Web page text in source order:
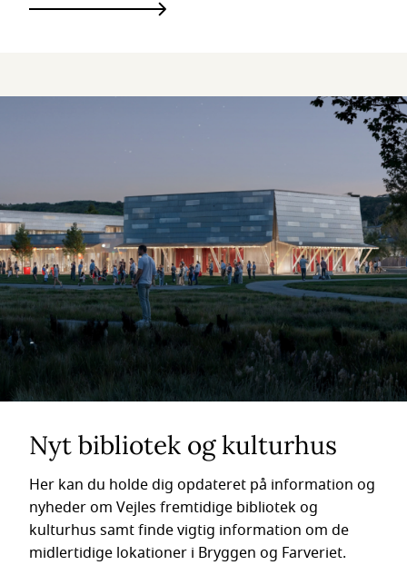
Nyt bibliotek og kulturhus
Her kan du holde dig opdateret på information og
nyheder om Vejles fremtidige bibliotek og
kulturhus samt finde vigtig information om de
midlertidige lokationer i Bryggen og Farveriet.